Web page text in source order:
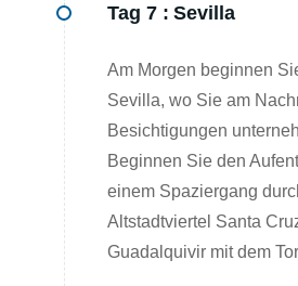
Tag 7 : Sevilla
Am Morgen beginnen
Sevilla, wo Sie am
Besichtigungen
Beginnen Sie den
einem Spaziergang
Altstadtviertel Santa
Guadalquivir mit dem